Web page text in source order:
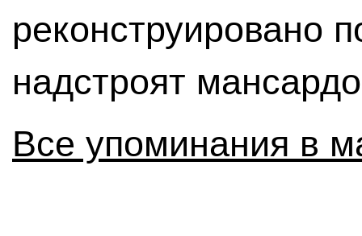
реконструировано
надстроят
Все упоминания в